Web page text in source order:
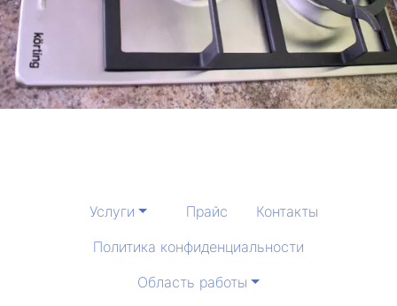
Услуги Прайс
Контакты
Политика конфиденциальности
Область работы